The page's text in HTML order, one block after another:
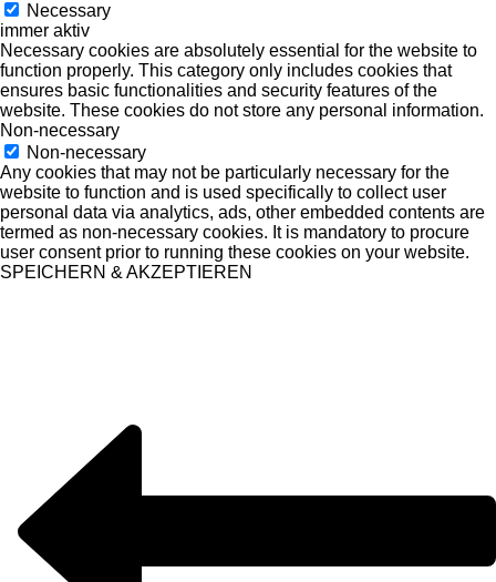
Necessary
immer aktiv
Necessary cookies are absolutely essential for the website to
function properly. This category only includes cookies that
ensures basic functionalities and security features of the
website. These cookies do not store any personal information.
Non-necessary
Non-necessary
Any cookies that may not be particularly necessary for the
website to function and is used specifically to collect user
personal data via analytics, ads, other embedded contents are
termed as non-necessary cookies. It is mandatory to procure
user consent prior to running these cookies on your website.
SPEICHERN & AKZEPTIEREN